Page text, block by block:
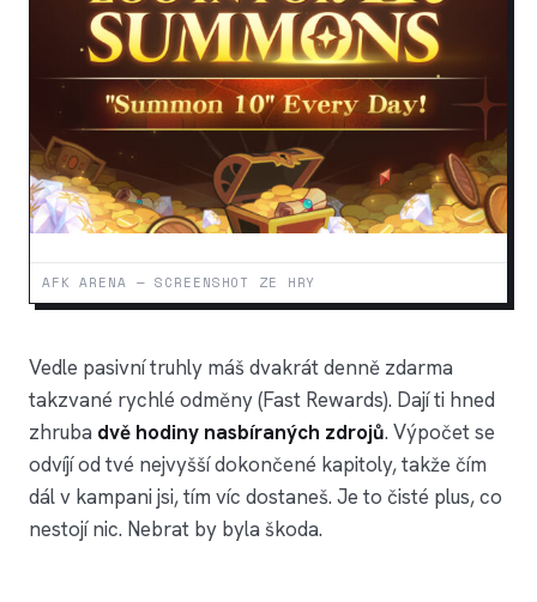
AFK ARENA — SCREENSHOT ZE HRY
Vedle pasivní truhly máš dvakrát denně zdarma
takzvané rychlé odměny (Fast Rewards). Dají ti hned
zhruba dvě hodiny nasbíraných zdrojů. Výpočet se
odvíjí od tvé nejvyšší dokončené kapitoly, takže čím
dál v kampani jsi, tím víc dostaneš. Je to čisté plus, co
nestojí nic. Nebrat by byla škoda.